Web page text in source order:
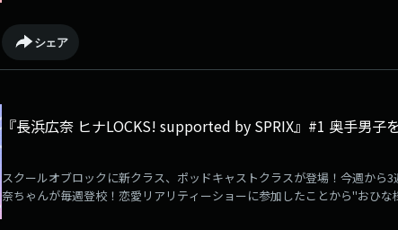
受けて応募方法をチェックしてね！授業の様子は⁠放送後記⁠から読むことが
ック #長浜広奈 #ヒナLOCKS!
シェア
『長浜広奈 ヒナLOCKS! supported by SPRIX』#1 奥手男子
スクールオブロックに新クラス、ポッドキャストクラスが登場！今週から
奈ちゃんが毎週登校！恋愛リアリティーショーに参加したことから"おひ